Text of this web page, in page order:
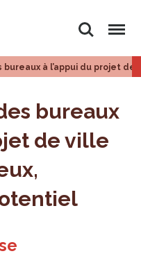
Rechercher
Menu
bureaux à l’appui du projet
bureaux
de ville